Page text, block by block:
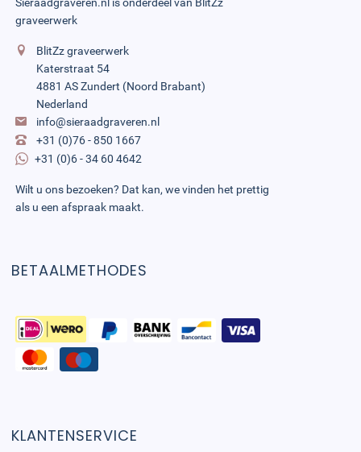
graveerwerk
BlitZz graveerwerk
Katerstraat 54
4881 AS Zundert (Noord Brabant)
Nederland
info@sieraadgraveren.nl
+31 (0)76 - 850 1667
+31 (0)6 - 34 60 4642
Wilt u ons bezoeken? Dat kan, we vinden het prettig
als u een afspraak maakt.
BETAALMETHODES
KLANTENSERVICE